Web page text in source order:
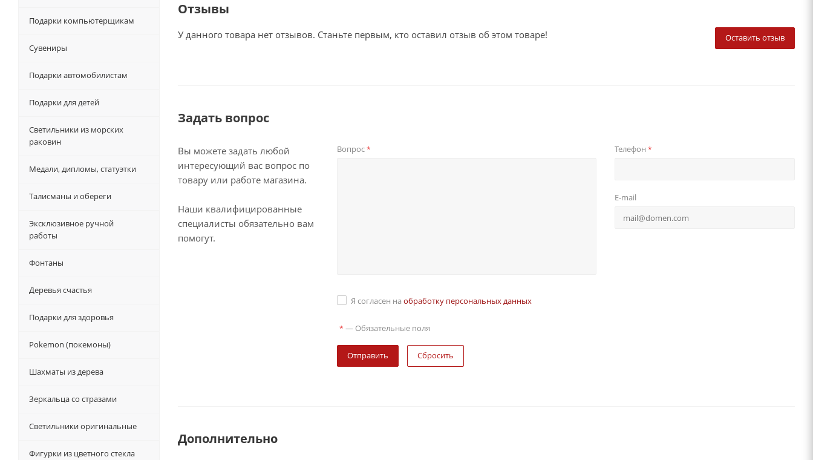
Отзывы
Оставить отзыв
У данного товара нет отзывов. Станьте первым, кто оставил отзыв об этом товаре!
Задать вопрос
Вы можете задать любой
интересующий вас вопрос по
товару или работе магазина.
Наши квалифицированные
специалисты обязательно вам
помогут.
Вопрос* Телефон *
E-mail
Я согласен на обработку персональных данных
* — Обязательные поля
Сбросить
Дополнительно
Подарки компьютерщикам
Сувениры
Подарки автомобилистам
Подарки для детей
Светильники из морских
раковин
Медали, дипломы, статуэтки
Талисманы и обереги
Эксклюзивное ручной
работы
Фонтаны
Деревья счастья
Подарки для здоровья
Pokemon (покемоны)
Шахматы из дерева
Зеркальца со стразами
Светильники оригинальные
Фигурки из цветного стекла